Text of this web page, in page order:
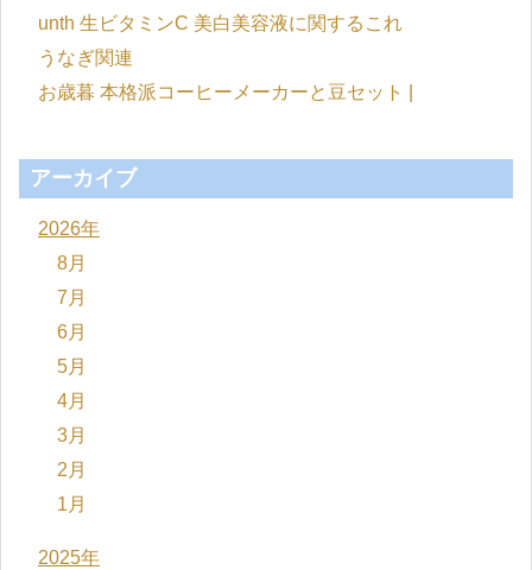
unth 生ビタミンC 美白美容液に関するこれ
うなぎ関連
お歳暮 本格派コーヒーメーカーと豆セット |
アーカイブ
2026年
8月
7月
6月
5月
4月
3月
2月
1月
2025年